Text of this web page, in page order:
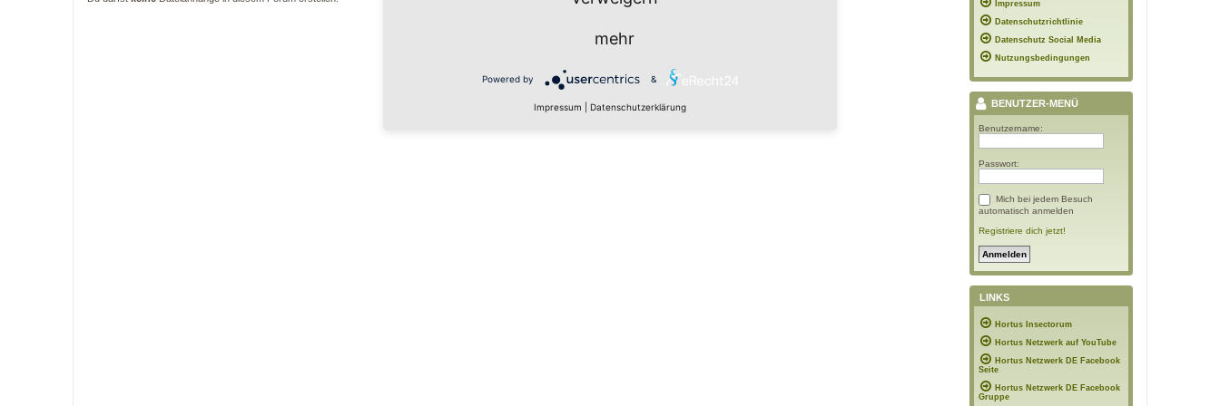
Impressum
Datenschutzrichtlinie
Datenschutz Social Media
Nutzungsbedingungen
BENUTZER-MENÜ
Benutzername:
Passwort:
Mich bei jedem Besuch
automatisch anmelden
Registriere dich jetzt!
LINKS
Hortus Insectorum
Hortus Netzwerk auf YouTube
Hortus Netzwerk DE Facebook
Seite
Hortus Netzwerk DE Facebook
Gruppe
mehr
Powered by &
Impressum Datenschutzerklärung